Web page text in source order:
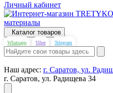
Личный кабинет
Каталог товаров
Whatsapp Viber Telegram
Наш адрес: г. Саратов, ул.
г. Саратов, ул. Радищева 34